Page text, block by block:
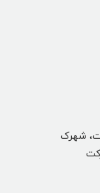
شهرک